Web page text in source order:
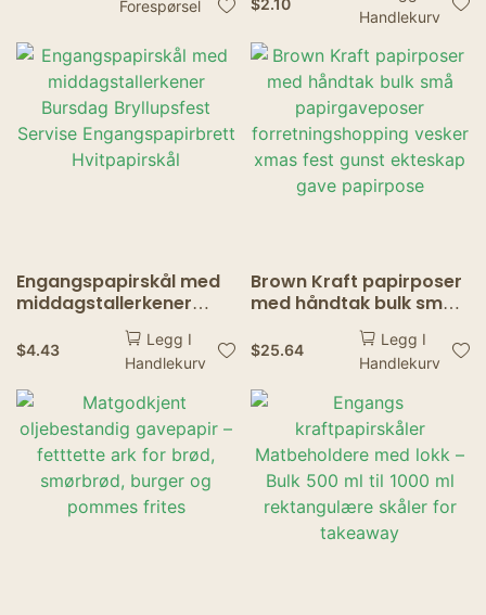
hurtigmat
Forespørsel
til Restaurant Hjem Baby
Shower Supply
Handlekurv
Engangspapirskål med
middagstallerkener
Bursdag Bryllupsfest
Servise
Engangspapirbrett
Hvitpapirskål
$4.43
Legg I
Handlekurv
Brown Kraft papirposer
med håndtak bulk små
papirgaveposer
forretningshopping
vesker xmas fest gunst
ekteskap gave
papirpose
$25.64
Legg I
Handlekurv